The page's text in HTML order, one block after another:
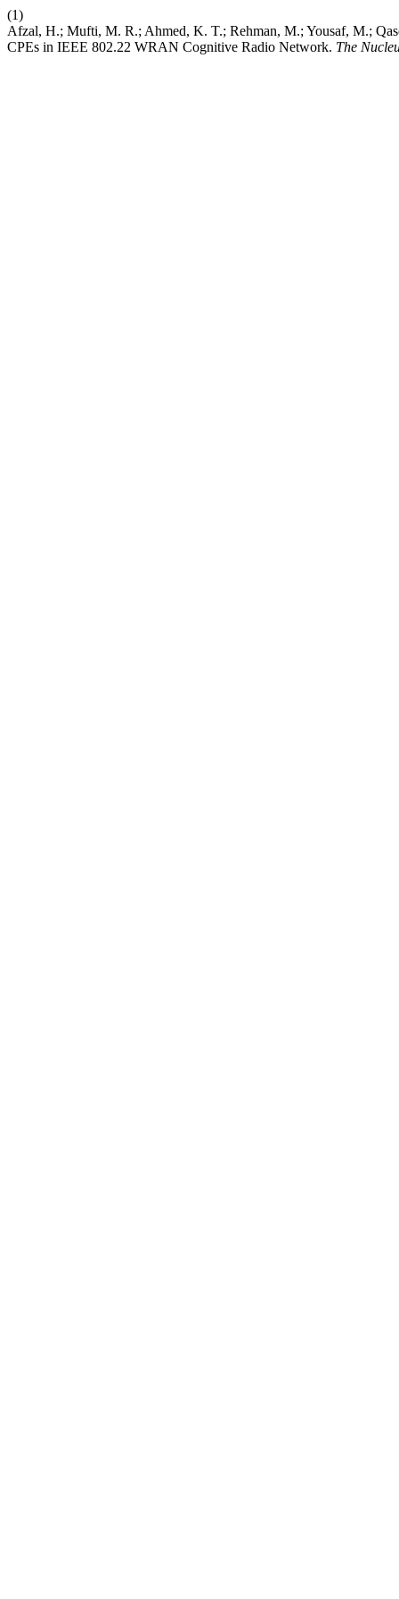
(1)
Afzal, H.; Mufti, M. R.; Ahmed, K. T.; Rehman, M.; Yousaf, M.;
CPEs in IEEE 802.22 WRAN Cognitive Radio Network. The